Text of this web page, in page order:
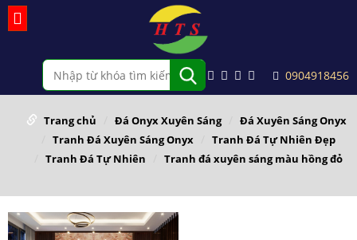
0904918456
Trang chủ Đá Onyx Xuyên Sáng
Đá Xuyên Sáng Onyx
Tranh Đá Xuyên Sáng Onyx
Tranh Đá Tự Nhiên Đẹp
Tranh Đá Tự Nhiên
Tranh đá xuyên sáng màu hồng đỏ